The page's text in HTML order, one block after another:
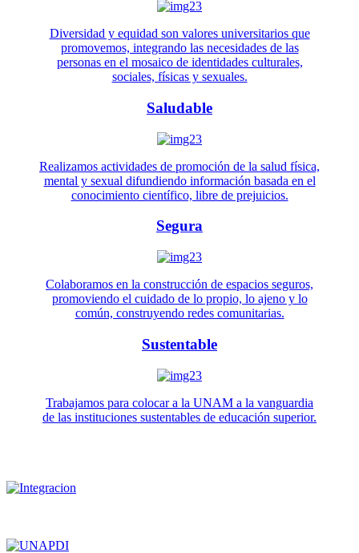
Diversidad y equidad son valores universitarios que
promovemos, integrando las necesidades de las
personas en el mosaico de identidades culturales,
sociales, físicas y sexuales.
Saludable
Realizamos actividades de promoción de la salud física,
mental y sexual difundiendo información basada en el
conocimiento científico, libre de prejuicios.
Segura
Colaboramos en la construcción de espacios seguros,
promoviendo el cuidado de lo propio, lo ajeno y lo
común, construyendo redes comunitarias.
Sustentable
Trabajamos para colocar a la UNAM a la vanguardia
de las instituciones sustentables de educación superior.